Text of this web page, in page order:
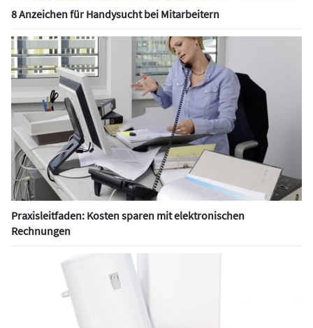
8 Anzeichen für Handysucht bei Mitarbeitern
Praxisleitfaden: Kosten sparen mit elektronischen
Rechnungen